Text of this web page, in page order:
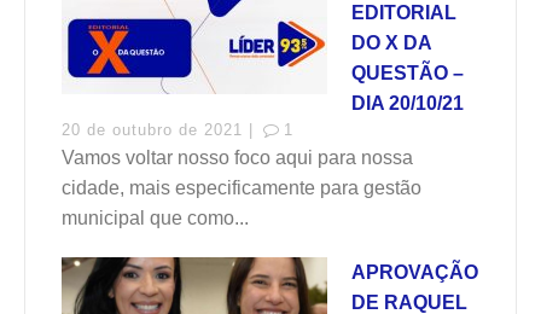
EDITORIAL
DO X DA
QUESTÃO –
DIA 20/10/21
20 de outubro de 2021 | 1
Vamos voltar nosso foco aqui para nossa
cidade, mais especificamente para gestão
municipal que como...
APROVAÇÃO
DE RAQUEL